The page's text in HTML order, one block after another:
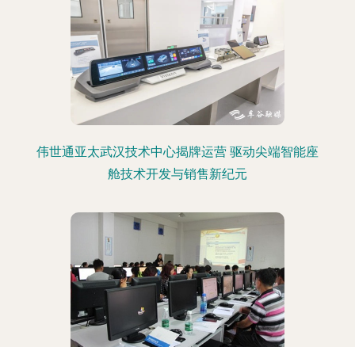
伟世通亚太武汉技术中心揭牌运营 驱动尖端智能座
舱技术开发与销售新纪元